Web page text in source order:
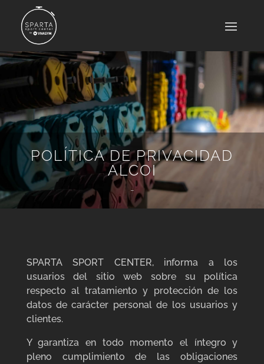
POLÍTICA DE PRIVACIDAD
ALCOI
-
SPARTA SPORT CENTER, informa a los
usuarios del sitio web sobre su política
respecto al tratamiento y protección de los
datos de carácter personal de los usuarios y
clientes.
Y garantiza en todo momento el íntegro y
pleno cumplimiento de las obligaciones